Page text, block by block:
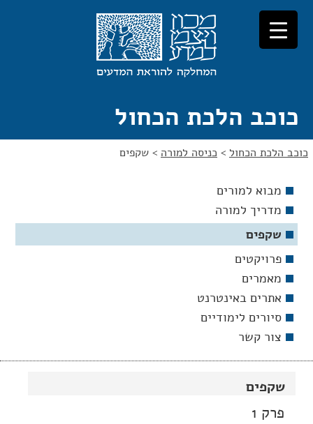
לתוכן
לניווט
כוכב הלכת הכחול
כוכב הלכת הכחול > כניסה למורה > שקפים
שקפים
פרק 1
מבוא למורים
מדריך למורה
שקפים
פרויקטים
מאמרים
אתרים באינטרנט
סיורים לימודיים
צור קשר